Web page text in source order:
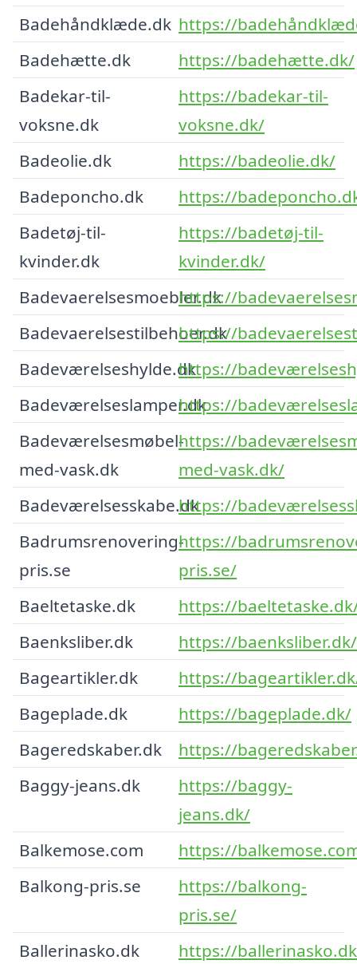
Badehåndklæde.dk https://
Badehætte.dk
https://badehætte.dk/
Badekar-til-
voksne.dk
https://badekar-til-
voksne.dk/
Badeolie.dk
https://badeolie.dk/
Badeponcho.dk
https://
Badetøj-til-
kvinder.dk
https://badetøj-til-
kvinder.dk/
Badevaerelsesmoebler.dk
https://
Badevaerelsestilbehoer.dk
https://
Badeværelseshylde.dkhttps://
Badeværelseslamper.dkhttps://
Badeværelsesmøbel-
med-vask.dk
https://
med-vask.dk/
Badeværelsesskabe.dkhttps://
Badrumsrenovering-
pris.se
https://
pris.se/
Baeltetaske.dk
https://
Baenksliber.dk
https://baenksliber.dk/
Bageartikler.dk
https://
Bageplade.dk
https://bageplade.dk/
Bageredskaber.dk
https://
Baggy-jeans.dk
https://baggy-
jeans.dk/
Balkemose.com
https://
Balkong-pris.se
https://balkong-
pris.se/
Ballerinasko.dk
https://